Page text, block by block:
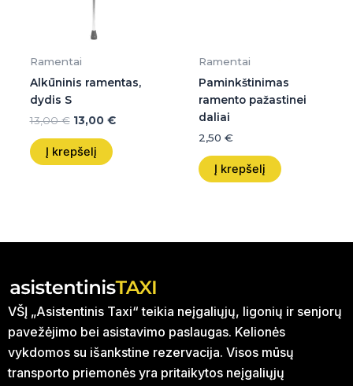
Ramentai
Alkūninis ramentas,
dydis S
13,00€ 13,00 €
Į krepšelį
Ramentai
Paminkštinimas
ramento pažastinei
daliai
2,50 €
Į krepšelį
VŠĮ „Asistentinis Taxi“ teikia neįgaliųjų, ligonių ir senjorų
pavežėjimo bei asistavimo paslaugas. Kelionės
vykdomos su išankstine rezervacija. Visos mūsų
transporto priemonės yra pritaikytos neįgaliųjų